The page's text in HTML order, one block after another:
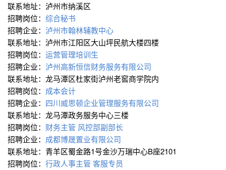
联系地址：泸州市纳溪区
招聘岗位： 综合秘书
招聘企业： 泸州市翰林辅教中心
联系地址：泸州市江阳区大山坪民航大楼四楼
招聘岗位： 运营管理培训生
招聘企业： 泸州高新恒信财务服务有限公司
联系地址：龙马潭区杜家街泸州老窖商学院内
招聘岗位： 成本会计
招聘企业： 四川威思顿企业管理服务有限公司
联系地址：龙马潭政务服务中心三楼
招聘岗位： 财务主管 风控部副部长
招聘企业： 成都博晟置业有限公司
联系地址：青羊区蜀金路1号金沙万瑞中心B座2101
招聘岗位： 行政人事主管 客服专员